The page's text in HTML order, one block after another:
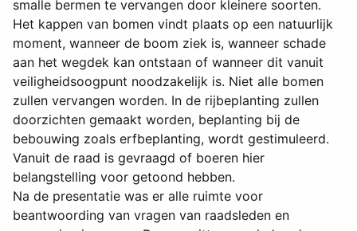
smalle bermen te vervangen door kleinere soorten.
Het kappen van bomen vindt plaats op een natuurlijk
moment, wanneer de boom ziek is, wanneer schade
aan het wegdek kan ontstaan of wanneer dit vanuit
veiligheidsoogpunt noodzakelijk is. Niet alle bomen
zullen vervangen worden. In de rijbeplanting zullen
doorzichten gemaakt worden, beplanting bij de
bebouwing zoals erfbeplanting, wordt gestimuleerd.
Vanuit de raad is gevraagd of boeren hier
belangstelling voor getoond hebben.
Na de presentatie was er alle ruimte voor
beantwoording van vragen van raadsleden en